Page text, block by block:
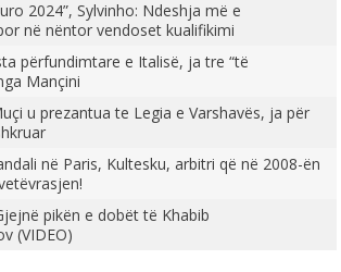
2024”, Sylvinho: Ndeshja më e
në nëntor vendoset kualifikimi
përfundimtare e Italisë, ja tre “të
Mançini
u prezantua te Legia e Varshavës, ja për
në Paris, Kultesku, arbitri që në 2008-ën
pikën e dobët të Khabib
(VIDEO)